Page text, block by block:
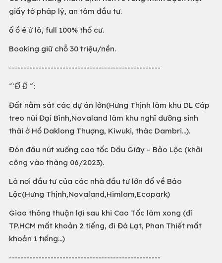
giấy tờ pháp lý, an tâm đầu tư.
ổ ồ ê ừ lô, full 100% thổ cư.
Booking giữ chỗ 30 triệu/nền.
---------------------------------------------------
̂̀ ̆ ̛́ Đ̂̉ Đ̂̀ ̛ ̆ ́:
Đất nằm sát các dự án lớn(Hưng Thịnh làm khu DL Cáp
treo núi Đại Bình,Novaland làm khu nghĩ dưỡng sinh
thái ở Hồ Daklong Thượng, Kiwuki, thác Dambri…).
Đón đầu nút xuống cao tốc Dầu Giây – Bảo Lộc (khởi
công vào thàng 06/2023).
Là nơi đầu tư của các nhà đầu tư lớn đổ về Bảo
Lộc(Hưng Thịnh,Novaland,Himlam,Ecopark)
Giao thông thuận lợi sau khi Cao Tốc làm xong (đi
TP.HCM mất khoản 2 tiếng, đi Đà Lạt, Phan Thiết mất
khoản 1 tiếng...)
---------------------------------------------------